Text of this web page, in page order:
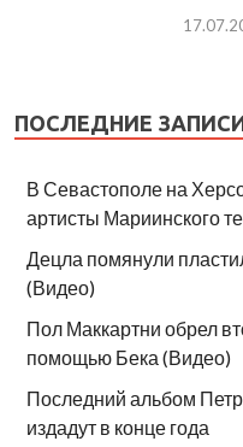
ПОСЛЕДНИЕ
В Севастополе на
артисты Мариинского
Децла помянули
(Видео)
Пол Маккартни обрел
помощью Бека (Видео)
Последний альбом
издадут в конце года